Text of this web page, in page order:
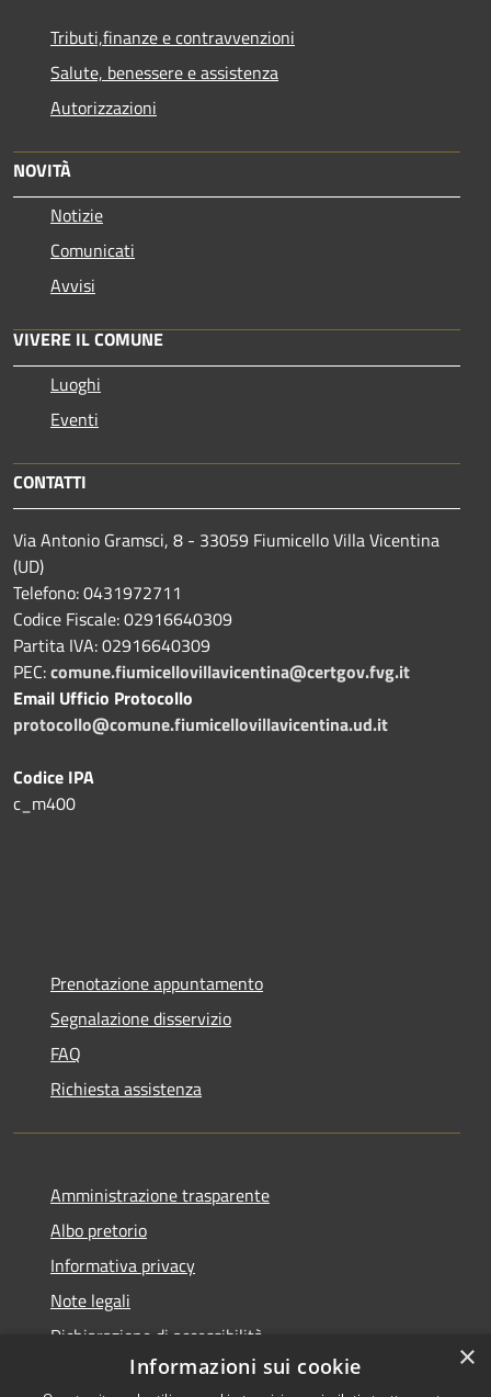
Tributi,finanze e contravvenzioni
Salute, benessere e assistenza
Autorizzazioni
NOVITÀ
Notizie
Comunicati
Avvisi
VIVERE IL COMUNE
Luoghi
Eventi
CONTATTI
Via Antonio Gramsci, 8 - 33059 Fiumicello Villa Vicentina
(UD)
Telefono: 0431972711
Codice Fiscale: 02916640309
Partita IVA: 02916640309
PEC:comune.fiumicellovillavicentina@certgov.fvg.it
Email Ufficio Protocollo
protocollo@comune.fiumicellovillavicentina.ud.it
Codice IPA
c_m400
Prenotazione appuntamento
Segnalazione disservizio
FAQ
Richiesta assistenza
Amministrazione trasparente
Albo pretorio
Informativa privacy
Note legali
Dichiarazione di accessibilità
×
Informazioni sui cookie